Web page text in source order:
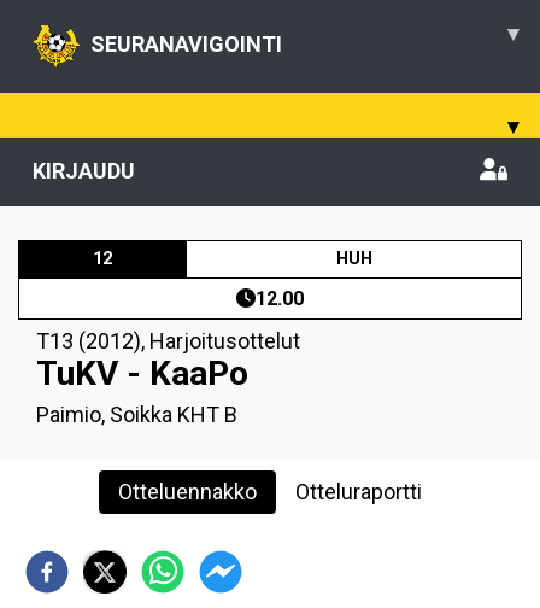
SEURANAVIGOINTI ▾
▾
KIRJAUDU
12 HUH
12.00
T13 (2012), Harjoitusottelut
TuKV - KaaPo
Paimio, Soikka KHT B
Otteluennakko Otteluraportti